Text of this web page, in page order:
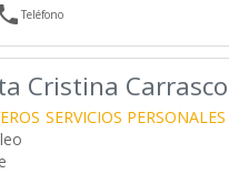
Teléfono
Cristina
SERVICIOS